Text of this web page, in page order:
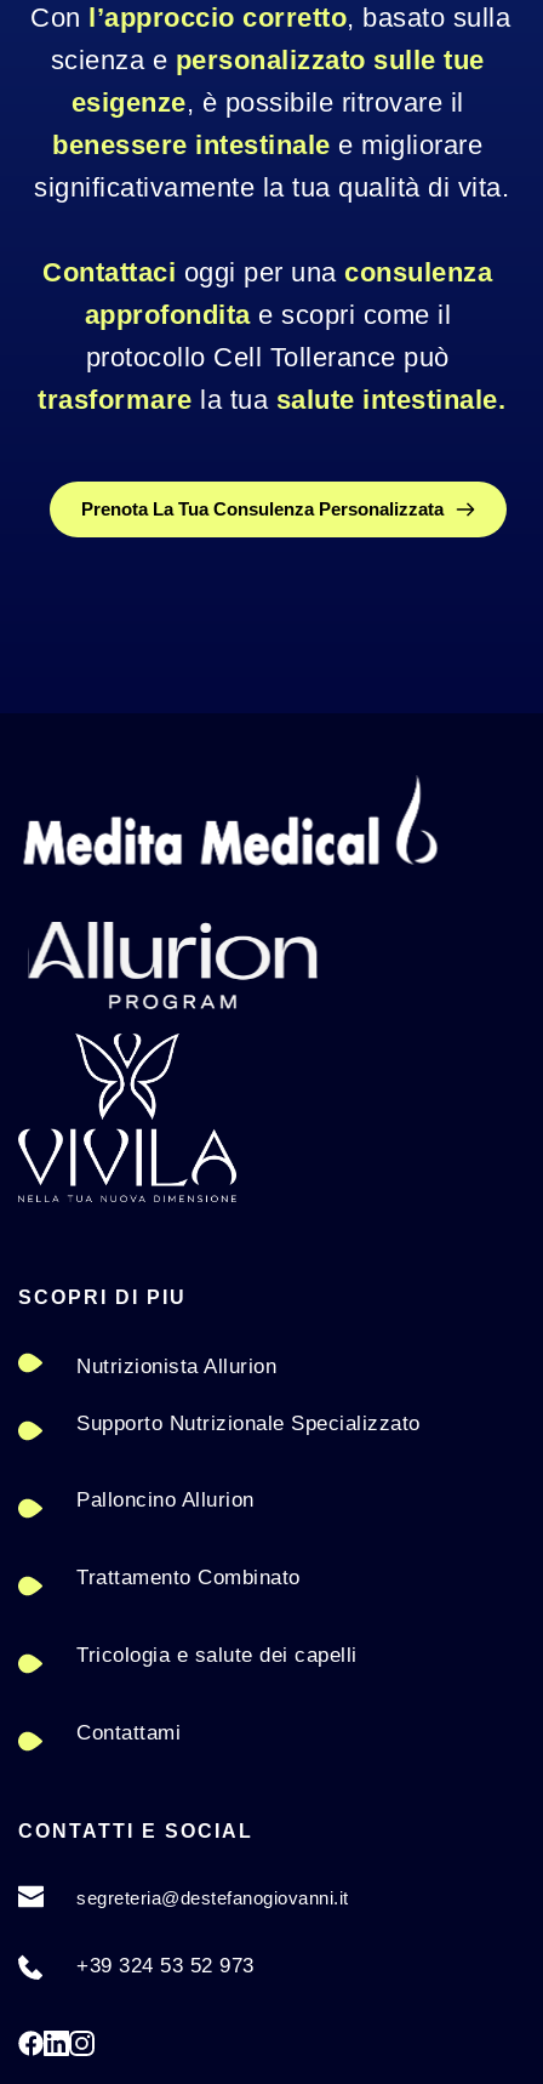
Con l’approccio corretto, basato sulla
scienza e personalizzato sulle tue
esigenze
benessere intestinale e migliorare
significativamente la tua qualità di vita.
Contattaci oggi per una consulenza
approfondita e scopri come il
trasformare la tua salute intestinale.
Prenota La Tua Consulenza Personalizzata
SCOPRI DI PIU
Nutrizionista Allurion
Supporto Nutrizionale Specializzato
Palloncino Allurion
Trattamento Combinato
Tricologia e salute dei capelli
Contattami
CONTATTI E SOCIAL
segreteria@destefanogiovanni.it
+39 324 53 52 973